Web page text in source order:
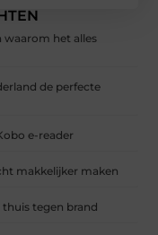
waarom het alles
de perfecte
e-reader
makkelijker maken
tegen brand